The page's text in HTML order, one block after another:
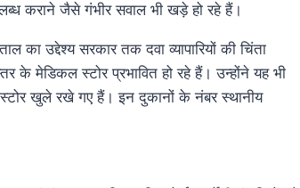
कराने जैसे गंभीर सवाल भी खड़े हो रहे हैं।
उद्देश्य सरकार तक दवा व्यापारियों की चिंता
के मेडिकल स्टोर प्रभावित हो रहे हैं। उन्होंने यह भी
खुले रखे गए हैं। इन दुकानों के नंबर स्थानीय